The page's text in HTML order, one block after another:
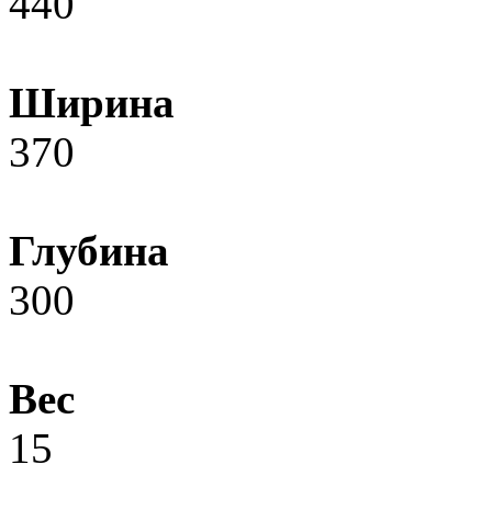
Ширина
370
Глубина
300
Вес
15